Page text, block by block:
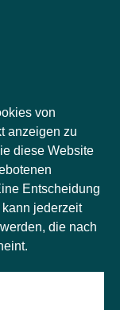
von
anzeigen zu
diese Website
Entscheidung
jederzeit
die nach